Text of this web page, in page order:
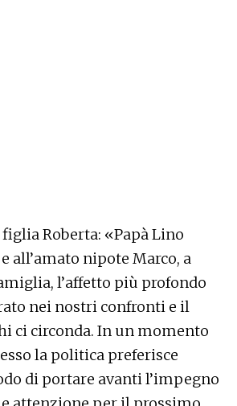
Roberta: «Papà Lino
all’amato nipote Marco, a
l’affetto più profondo
nei nostri confronti e il
ci circonda. In un momento
la politica preferisce
di portare avanti l’impegno